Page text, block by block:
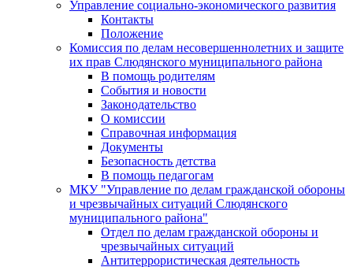
Управление социально-экономического развития
Контакты
Положение
Комиссия по делам несовершеннолетних и защите
их прав Слюдянского муниципального района
В помощь родителям
События и новости
Законодательство
О комиссии
Справочная информация
Документы
Безопасность детства
В помощь педагогам
МКУ "Управление по делам гражданской обороны
и чрезвычайных ситуаций Слюдянского
муниципального района"
Отдел по делам гражданской обороны и
чрезвычайных ситуаций
Антитеррористическая деятельность